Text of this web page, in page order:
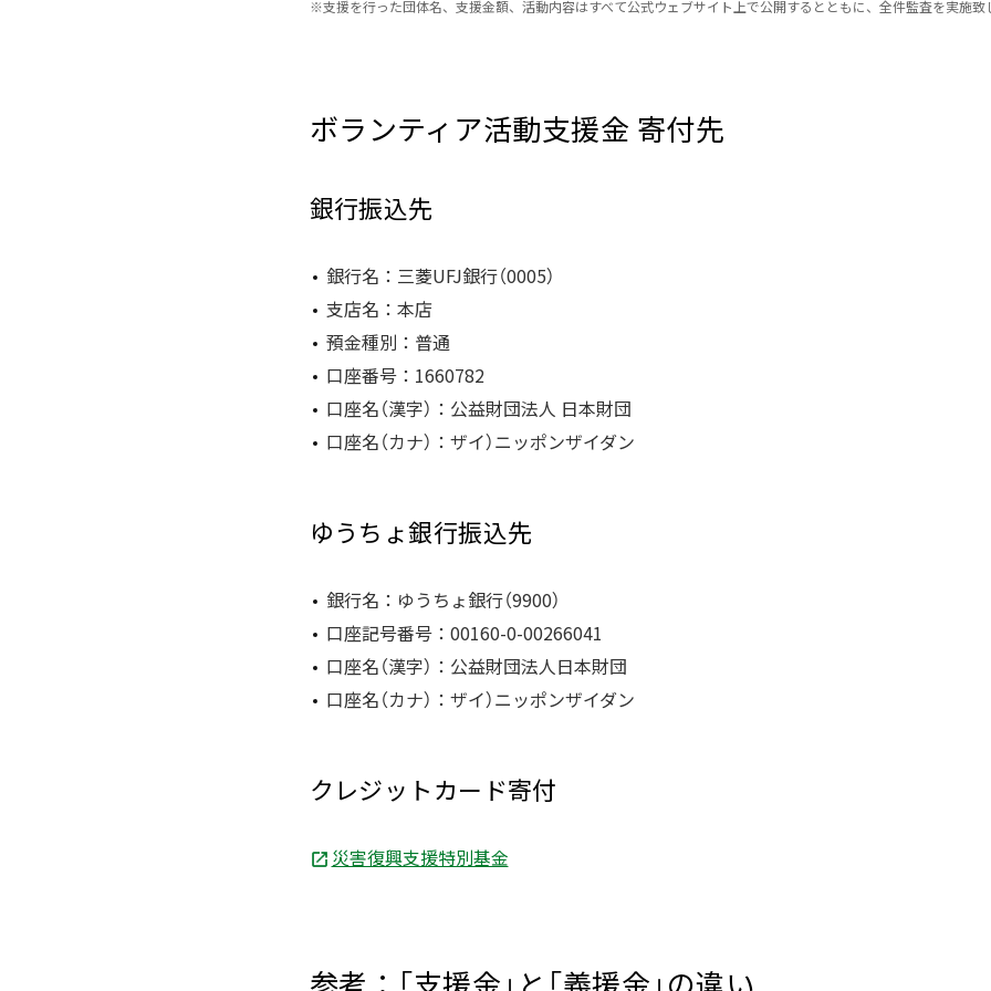
※支援を行った団体名、支援金額、活動内容はすべて公式ウェブサイト上で公開するとともに、全件監査を実施致
ボランティア活動支援金 寄付先
銀行振込先
銀行名：三菱UFJ銀行（0005）
支店名：本店
預金種別：普通
口座番号：1660782
口座名（漢字）：公益財団法人 日本財団
口座名（カナ）：ザイ）ニッポンザイダン
ゆうちょ銀行振込先
銀行名：ゆうちょ銀行（9900）
口座記号番号：00160-0-00266041
口座名（漢字）：公益財団法人日本財団
口座名（カナ）：ザイ）ニッポンザイダン
クレジットカード寄付
災害復興支援特別基金